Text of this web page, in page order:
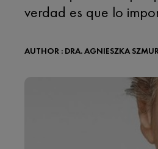
verdad es que lo
AUTHOR : DRA. AGNIESZKA